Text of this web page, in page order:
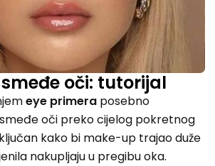
oči: tutorijal
eye primera posebno
oči preko cijelog pokretnog
kako bi make-up trajao duže
nakupljaju u pregibu oka.